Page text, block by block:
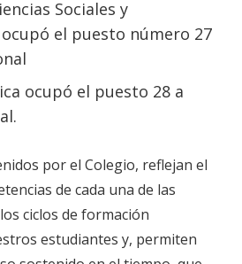
Sociales y
ocupó el puesto número 27
ocupó el puesto 28 a
por el Colegio, reflejan el
de cada una de las
ciclos de formación
estudiantes y, permiten